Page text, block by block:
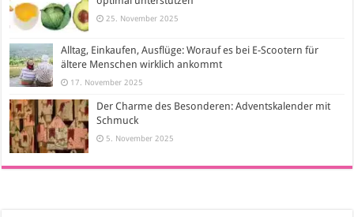
25. November 2025
Alltag, Einkaufen, Ausflüge: Worauf es bei E-Scootern für
ältere Menschen wirklich ankommt
17. November 2025
Der Charme des Besonderen: Adventskalender mit
Schmuck
5. November 2025